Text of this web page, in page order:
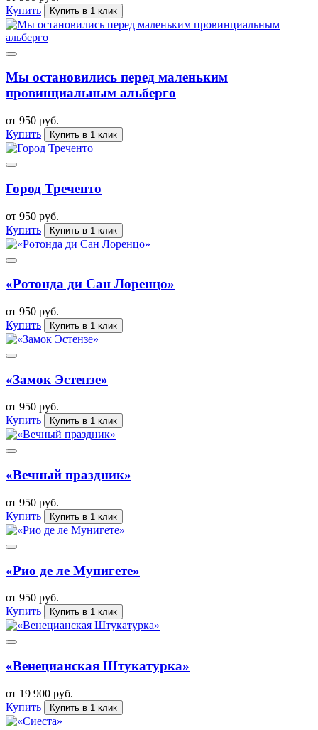
Купить
Купить в 1 клик
Мы остановились перед маленьким
провинциальным альберго
от 950 руб.
Купить
Купить в 1 клик
Город Треченто
от 950 руб.
Купить
Купить в 1 клик
«Ротонда ди Сан Лоренцо»
от 950 руб.
Купить
Купить в 1 клик
«Замок Эстензе»
от 950 руб.
Купить
Купить в 1 клик
«Вечный праздник»
от 950 руб.
Купить
Купить в 1 клик
«Рио де ле Мунигете»
от 950 руб.
Купить
Купить в 1 клик
«Венецианская Штукатурка»
от 19 900 руб.
Купить
Купить в 1 клик